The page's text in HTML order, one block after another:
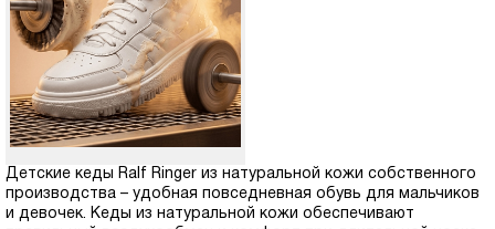
Детские кеды Ralf Ringer из натуральной кожи собственного
производства – удобная повседневная обувь для мальчиков
и девочек. Кеды из натуральной кожи обеспечивают